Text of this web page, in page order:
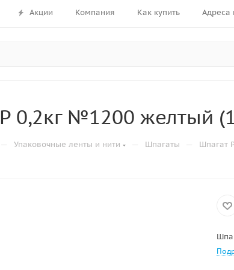
Акции Компания Как купить Адреса
0,2кг №1200 желтый
— Упаковочные ленты и нити — Шпагаты — Шпагат